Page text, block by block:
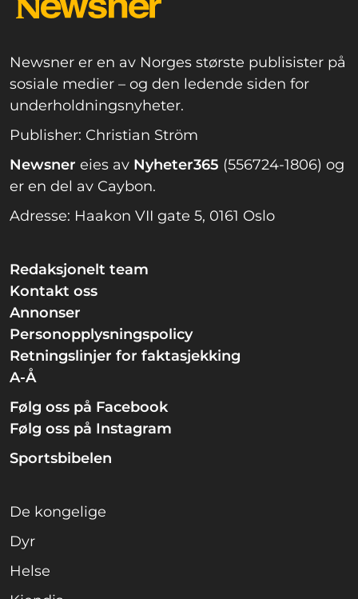
Newsner er en av Norges største publisister på
sosiale medier – og den ledende siden for
underholdningsnyheter.
Publisher: Christian Ström
Newsner eies av Nyheter365 (556724-1806) og
er en del av Caybon.
Adresse: Haakon VII gate 5, 0161 Oslo
Redaksjonelt team
Kontakt oss
Annonser
Personopplysningspolicy
Retningslinjer for faktasjekking
A-Å
Følg oss på Facebook
Følg oss på Instagram
Sportsbibelen
De kongelige
Dyr
Helse